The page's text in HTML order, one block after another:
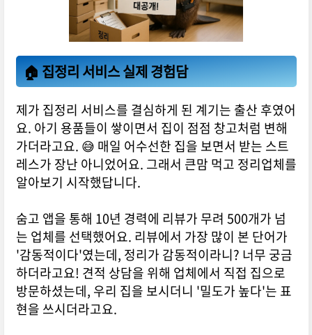
🏠 집정리 서비스 실제 경험담
제가 집정리 서비스를 결심하게 된 계기는 출산 후였어
요. 아기 용품들이 쌓이면서 집이 점점 창고처럼 변해
가더라고요. 😅 매일 어수선한 집을 보면서 받는 스트
레스가 장난 아니었어요. 그래서 큰맘 먹고 정리업체를
알아보기 시작했답니다.
숨고 앱을 통해 10년 경력에 리뷰가 무려 500개가 넘
는 업체를 선택했어요. 리뷰에서 가장 많이 본 단어가
'감동적이다'였는데, 정리가 감동적이라니? 너무 궁금
하더라고요! 견적 상담을 위해 업체에서 직접 집으로
방문하셨는데, 우리 집을 보시더니 '밀도가 높다'는 표
현을 쓰시더라고요.